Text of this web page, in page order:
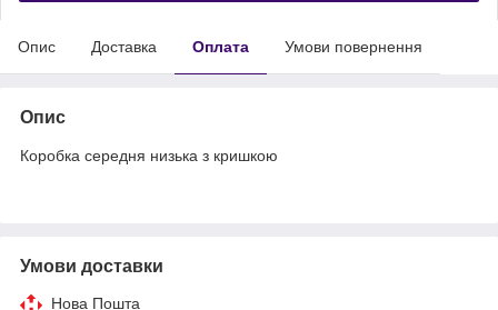
Опис Доставка Оплата Умови повернення
Опис
Коробка середня низька з кришкою
Умови доставки
Нова Пошта